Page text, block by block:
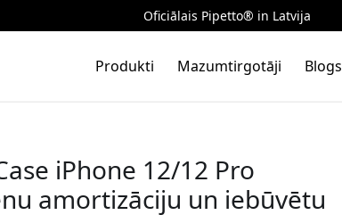
Oficiālais Pipetto® in Latvija
Produkti Mazumtirgotāji Blogs
iPhone 12/12 Pro
amortizāciju un iebūvētu